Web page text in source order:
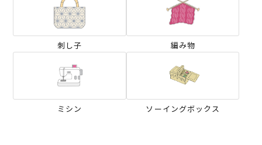
刺し子 編み物
ミシン ソーイングボックス